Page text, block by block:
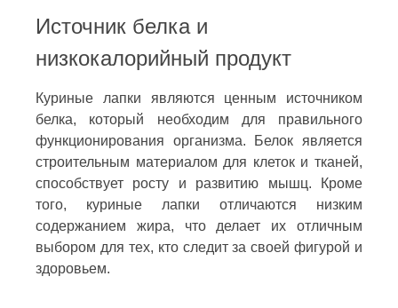
Источник белка и
низкокалорийный продукт
Куриные лапки являются ценным источником
белка, который необходим для правильного
функционирования организма. Белок является
строительным материалом для клеток и тканей,
способствует росту и развитию мышц. Кроме
того, куриные лапки отличаются низким
содержанием жира, что делает их отличным
выбором для тех, кто следит за своей фигурой и
здоровьем.